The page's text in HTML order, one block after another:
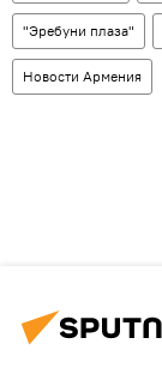
"Эребуни плаза"
Новости Армения